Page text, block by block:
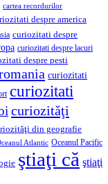
cartea recordurilor
despre america
curiozitati despre
curiozitati despre lacuri
despre pesti
curiozitati
curiozitati
curiozităţi
din geografie
Atlantic Oceanul Pacific
ştiaţi că ştiaţi